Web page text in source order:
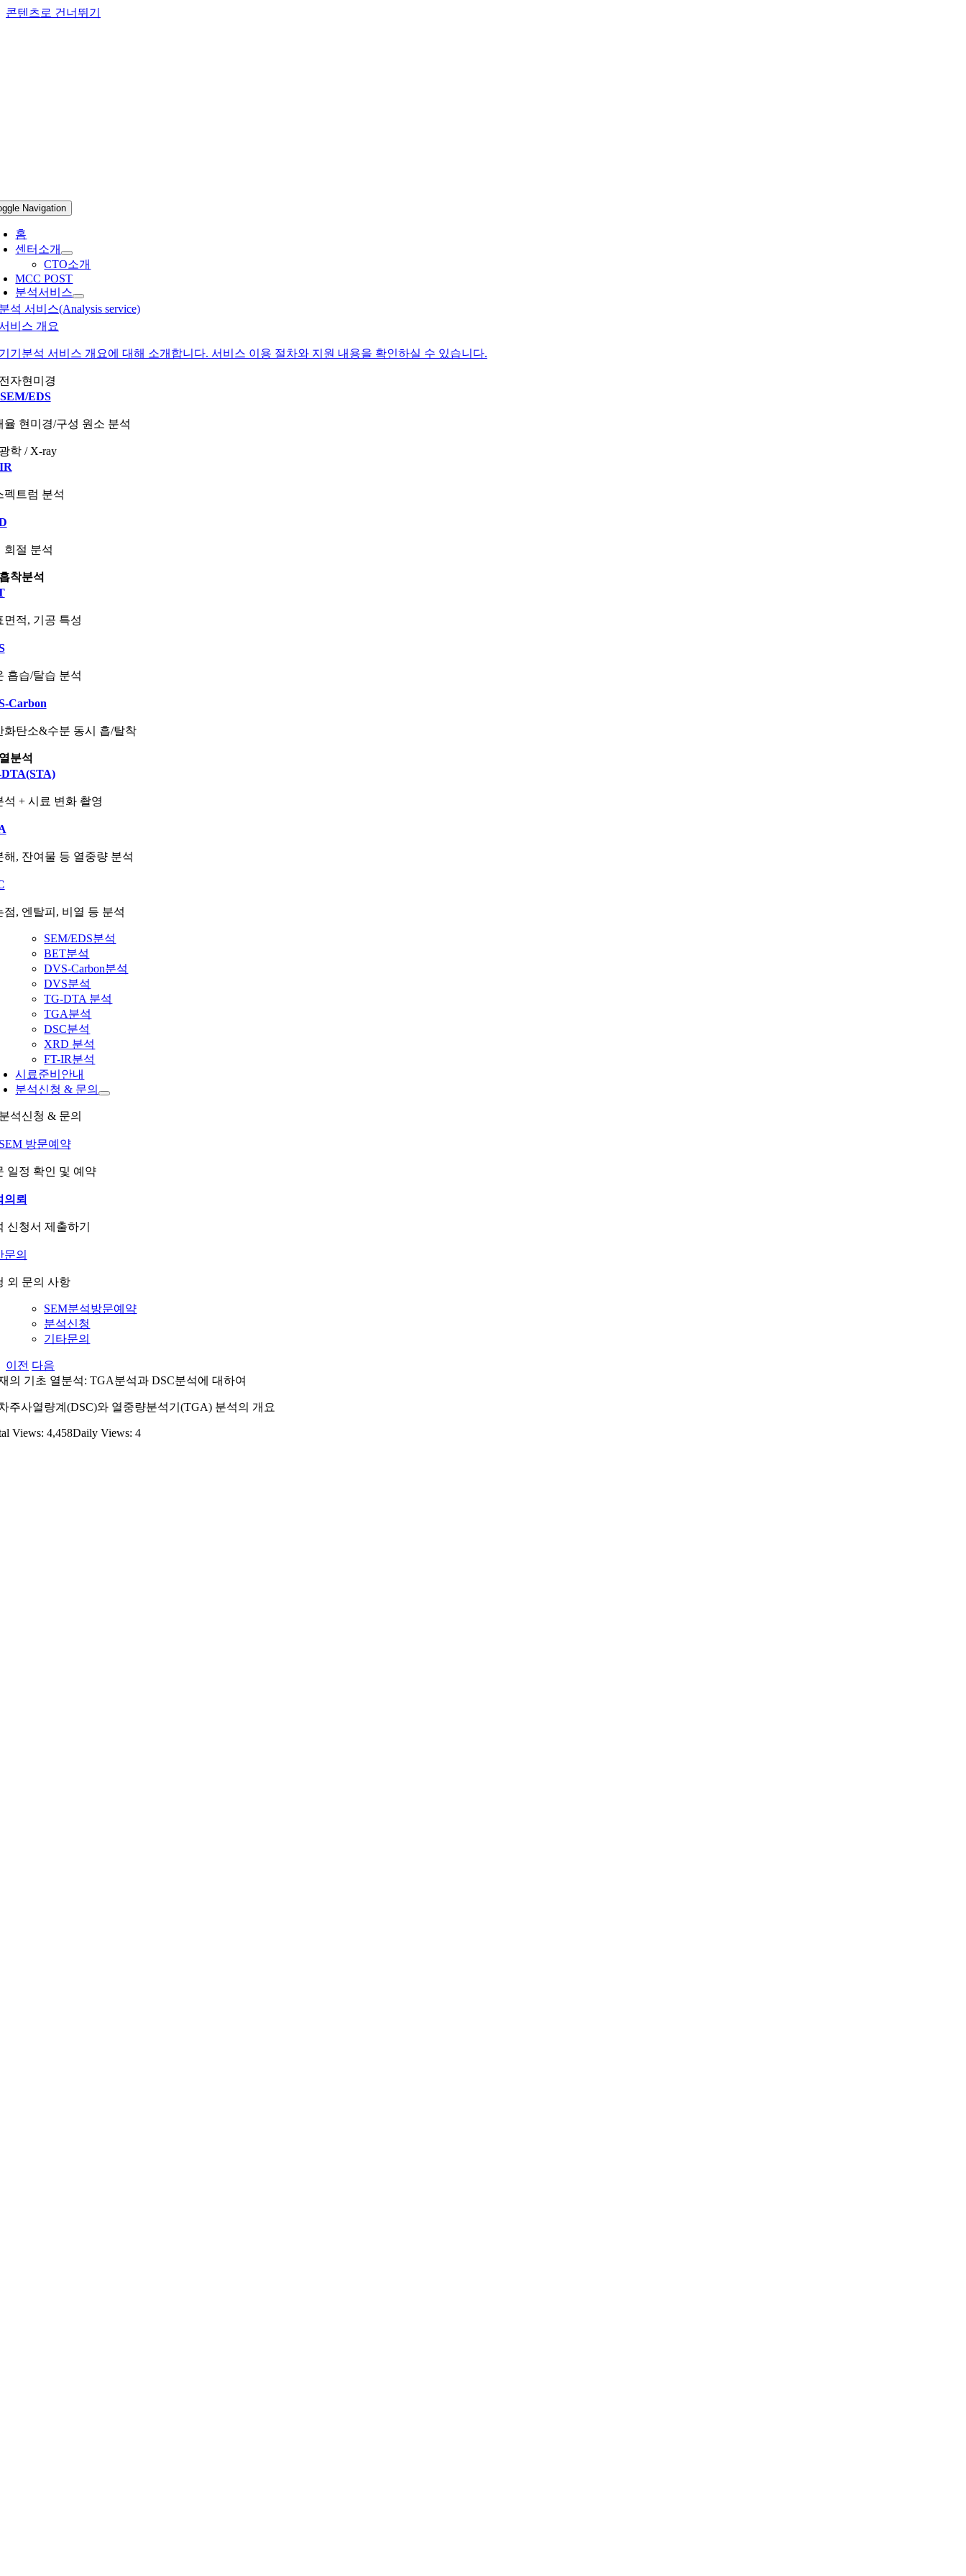
콘텐츠로 건너뛰기
Navigation
홈
센터소개
CTO소개
MCC POST
분석서비스
석 서비스(Analysis service)
비스 개요
기분석 서비스 개요에 대해 소개합니다. 서비스 이용 절차와 지원 내용을 확인하실 수 있습니다.
자현미경
EDS
율 현미경/구성 원소 분석
학 / X-ray
펙트럼 분석
회절 분석
착분석
면적, 기공 특성
흡습/탈습 분석
Carbon
화탄소&수분 동시 흡/탈착
분석
석 + 시료 변화 촬영
해, 잔여물 등 열중량 분석
점, 엔탈피, 비열 등 분석
SEM/EDS분석
BET분석
DVS-Carbon분석
DVS분석
TG-DTA 분석
TGA분석
DSC분석
XRD 분석
FT-IR분석
시료준비안내
분석신청 & 문의
석신청 & 문의
방문예약
일정 확인 및 예약
의뢰
신청서 제출하기
문의
외 문의 사항
SEM분석방문예약
분석신청
기타문의
이전 다음
의 기초 열분석: TGA분석과 DSC분석에 대하여
주사열량계(DSC)와 열중량분석기(TGA) 분석의 개요
Views: 4,458Daily Views: 4